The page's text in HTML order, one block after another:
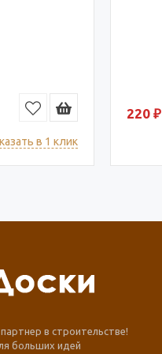
в 1 клик
220 ₽
в строительстве!
больших идей